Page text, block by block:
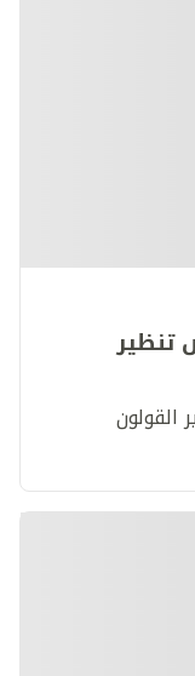
تنظير
القولون